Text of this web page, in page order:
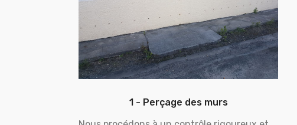
1 - Perçage des murs